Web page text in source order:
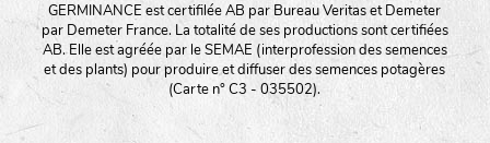
GERMINANCE est certifilée AB par Bureau Veritas et Demeter
par Demeter France. La totalité de ses productions sont certifiées
AB. Elle est agréée par le SEMAE (interprofession des semences
et des plants) pour produire et diffuser des semences potagères
(Carte n° C3 - 035502).